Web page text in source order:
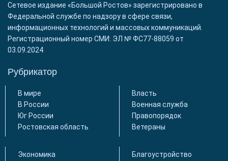
Сетевое издание «Большой Ростов» зарегистрировано в
Федеральной службе по надзору в сфере связи,
информационных технологий и массовых коммуникаций.
Регистрационный номер СМИ: ЭЛ № ФС77-88059 от
03.09.2024
Рубрикатор
В мире
В России
Юг России
Ростовская область
Власть
Военная служба
Правопорядок
Ветераны
Экономика
Благоустройство